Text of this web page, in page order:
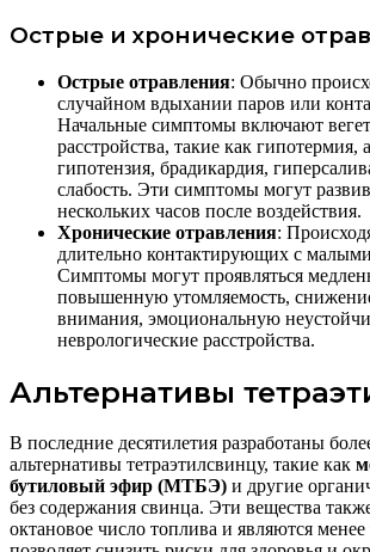
Острые и хронические
Острые отравления: Обычно
случайном вдыхании паров или
Начальные симптомы включают
расстройства, такие как гипотермия,
гипотензия, брадикардия,
слабость. Эти симптомы могут
нескольких часов после воздействия.
Хронические отравления:
длительно контактирующих с
Симптомы могут проявляться
повышенную утомляемость,
внимания, эмоциональную
неврологические расстройства.
Альтернативы
В последние десятилетия разработаны
альтернативы тетраэтилсвинцу, такие как
бутиловый эфир (МТБЭ) и другие
без содержания свинца. Эти вещества
октановое число топлива и являются